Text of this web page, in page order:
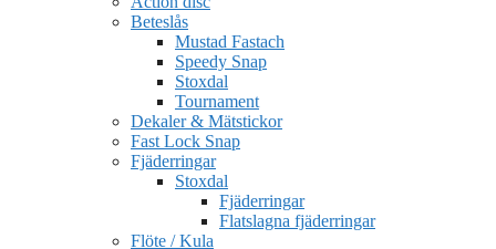
Beteslås
Mustad Fastach
Speedy Snap
Stoxdal
Tournament
Dekaler & Mätstickor
Fast Lock Snap
Fjäderringar
Stoxdal
Fjäderringar
Flatslagna fjäderringar
Flöte / Kula